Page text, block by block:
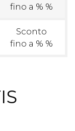
fino a % %
Sconto
fino a % %